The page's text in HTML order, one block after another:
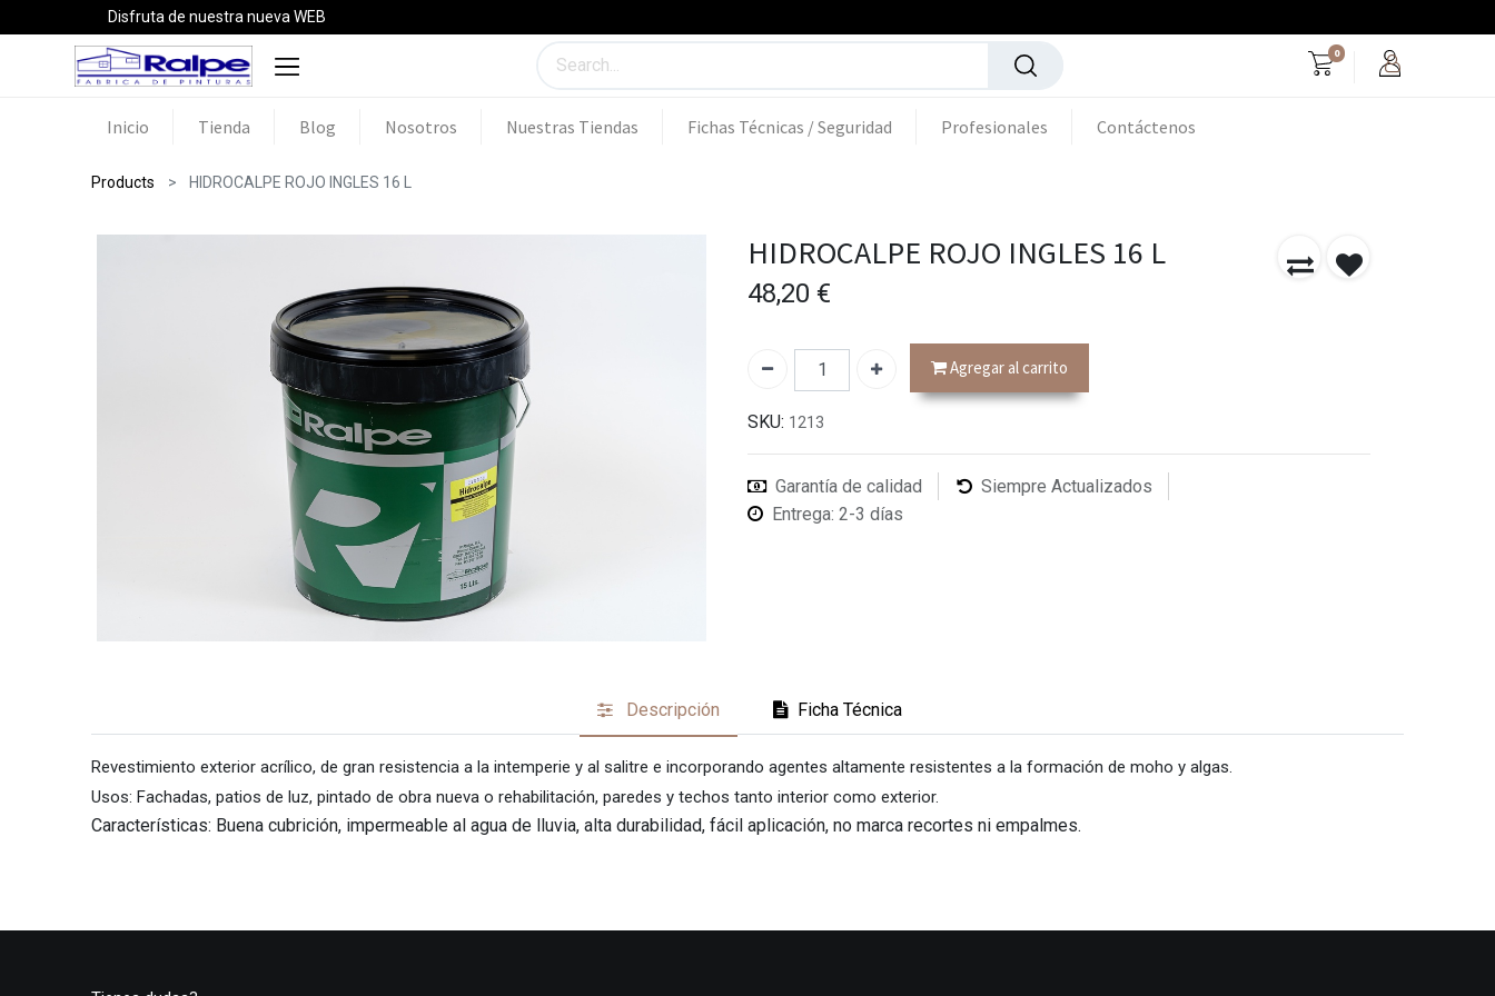
Disfruta de nuestra nueva WEB
0
Inicio Tienda Blog Nosotros Nuestras Tiendas Fichas Técnicas / Seguridad Profesionales Contáctenos
Products HIDROCALPE ROJO INGLES 16 L
HIDROCALPE ROJO INGLES 16 L
48,20 €
Agregar al carrito
SKU: 1213
Garantía de calidad
Siempre Actualizados
Entrega: 2-3 días
Descripción Ficha Técnica
Revestimiento exterior acrílico, de gran resistencia a la intemperie y al salitre e incorporando agentes altamente resistentes a la formación de moho y algas.
Usos: Fachadas, patios de luz, pintado de obra nueva o rehabilitación, paredes y techos tanto interior como exterior.
Características: Buena cubrición, impermeable al agua de lluvia, alta durabilidad, fácil aplicación, no marca recortes ni empalmes.